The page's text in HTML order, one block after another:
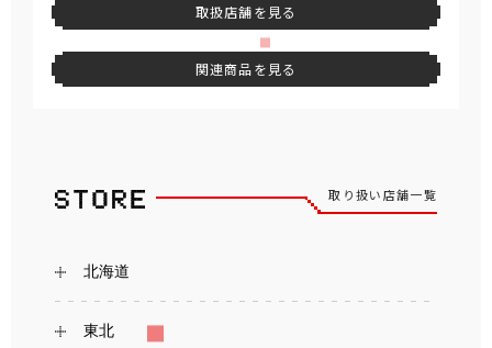
取扱店舗を見る
関連商品を見る
取り扱い店舗一覧
北海道
東北